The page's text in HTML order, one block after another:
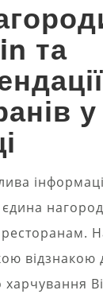
та
у
відзнакою
харчування